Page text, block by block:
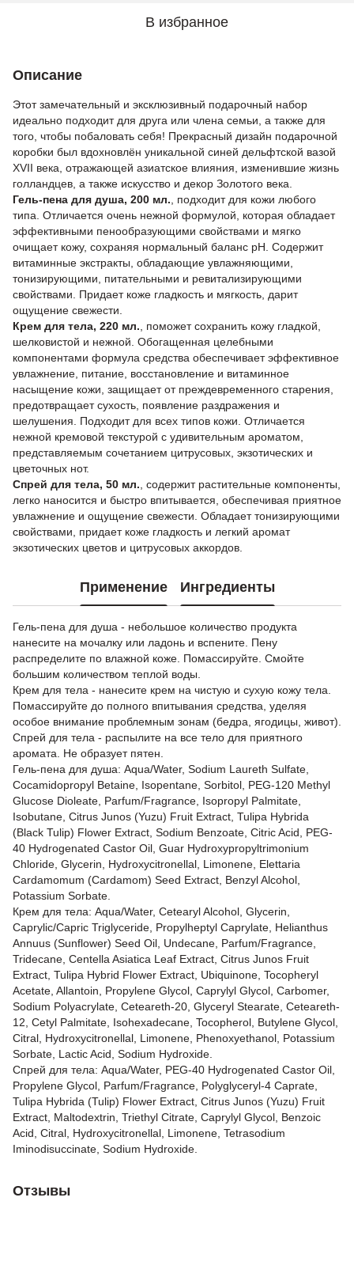
В избранное
Описание
Этот замечательный и эксклюзивный подарочный набор
идеально подходит для друга или члена семьи, а также для
того, чтобы побаловать себя! Прекрасный дизайн подарочной
коробки был вдохновлён уникальной синей дельфтской вазой
XVII века, отражающей азиатское влияния, изменившие жизнь
голландцев, а также искусство и декор Золотого века.
Гель-пена для душа, 200 мл. , подходит для кожи любого
типа. Отличается очень нежной формулой, которая обладает
эффективными пенообразующими свойствами и мягко
очищает кожу, сохраняя нормальный баланс pH. Содержит
витаминные экстракты, обладающие увлажняющими,
тонизирующими, питательными и ревитализирующими
свойствами. Придает коже гладкость и мягкость, дарит
ощущение свежести.
Крем для тела, 220 мл. , поможет сохранить кожу гладкой,
шелковистой и нежной. Обогащенная целебными
компонентами формула средства обеспечивает эффективное
увлажнение, питание, восстановление и витаминное
насыщение кожи, защищает от преждевременного старения,
предотвращает сухость, появление раздражения и
шелушения. Подходит для всех типов кожи. Отличается
нежной кремовой текстурой с удивительным ароматом,
представляемым сочетанием цитрусовых, экзотических и
цветочных нот.
Спрей для тела, 50 мл. , содержит растительные компоненты,
легко наносится и быстро впитывается, обеспечивая приятное
увлажнение и ощущение свежести. Обладает тонизирующими
свойствами, придает коже гладкость и легкий аромат
экзотических цветов и цитрусовых аккордов.
Применение Ингредиенты
Гель-пена для душа - небольшое количество продукта
нанесите на мочалку или ладонь и вспените. Пену
распределите по влажной коже. Помассируйте. Смойте
большим количеством теплой воды.
Крем для тела - нанесите крем на чистую и сухую кожу тела.
Помассируйте до полного впитывания средства, уделяя
особое внимание проблемным зонам (бедра, ягодицы, живот).
Спрей для тела - распылите на все тело для приятного
аромата. Не образует пятен.
Гель-пена для душа: Aqua/Water, Sodium Laureth Sulfate,
Cocamidopropyl Betaine, Isopentane, Sorbitol, PEG-120 Methyl
Glucose Dioleate, Parfum/Fragrance, Isopropyl Palmitate,
Isobutane, Citrus Junos (Yuzu) Fruit Extract, Tulipa Hybrida
(Black Tulip) Flower Extract, Sodium Benzoate, Citric Acid, PEG-
40 Hydrogenated Castor Oil, Guar Hydroxypropyltrimonium
Chloride, Glycerin, Hydroxycitronellal, Limonene, Elettaria
Cardamomum (Cardamom) Seed Extract, Benzyl Alcohol,
Potassium Sorbate.
Крем для тела: Aqua/Water, Cetearyl Alcohol, Glycerin,
Caprylic/Capric Triglyceride, Propylheptyl Caprylate, Helianthus
Annuus (Sunflower) Seed Oil, Undecane, Parfum/Fragrance,
Tridecane, Centella Asiatica Leaf Extract, Citrus Junos Fruit
Extract, Tulipa Hybrid Flower Extract, Ubiquinone, Tocopheryl
Acetate, Allantoin, Propylene Glycol, Caprylyl Glycol, Carbomer,
Sodium Polyacrylate, Ceteareth-20, Glyceryl Stearate, Ceteareth-
12, Cetyl Palmitate, Isohexadecane, Tocopherol, Butylene Glycol,
Citral, Hydroxycitronellal, Limonene, Phenoxyethanol, Potassium
Sorbate, Lactic Acid, Sodium Hydroxide.
Спрей для тела: Aqua/Water, PEG-40 Hydrogenated Castor Oil,
Propylene Glycol, Parfum/Fragrance, Polyglyceryl-4 Caprate,
Tulipa Hybrida (Tulip) Flower Extract, Citrus Junos (Yuzu) Fruit
Extract, Maltodextrin, Triethyl Citrate, Caprylyl Glycol, Benzoic
Acid, Citral, Hydroxycitronellal, Limonene, Tetrasodium
Iminodisuccinate, Sodium Hydroxide.
Отзывы